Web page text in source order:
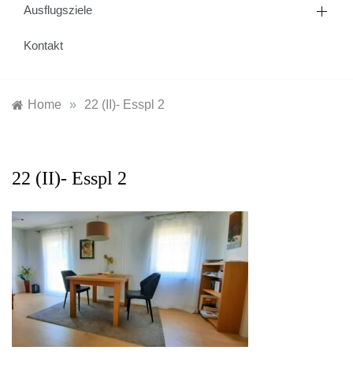
Ausflugsziele
Kontakt
Home » 22 (II)- Esspl 2
22 (II)- Esspl 2